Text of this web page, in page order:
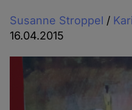
Susanne Stroppel /
16.04.2015